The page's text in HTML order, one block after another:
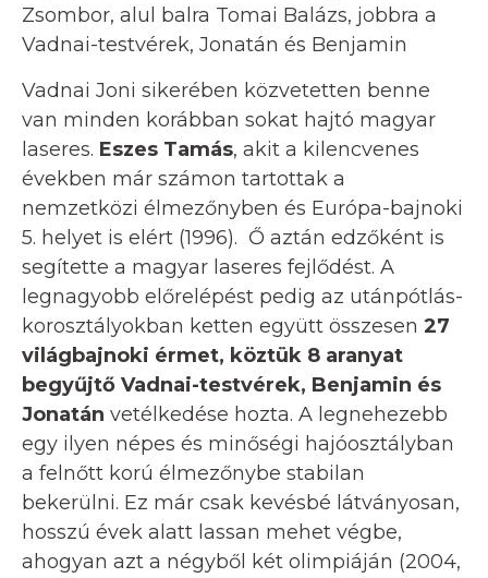
Zsombor, alul balra Tomai Balázs, jobbra a
Vadnai-testvérek, Jonatán és Benjamin
Vadnai Joni sikerében közvetetten benne
van minden korábban sokat hajtó magyar
laseres. Eszes Tamás, akit a kilencvenes
években már számon tartottak a
nemzetközi élmezőnyben és Európa-bajnoki
5. helyet is elért (1996). Ő aztán edzőként is
segítette a magyar laseres fejlődést. A
legnagyobb előrelépést pedig az utánpótlás-
korosztályokban ketten együtt összesen 27
világbajnoki érmet, köztük 8 aranyat
begyűjtő Vadnai-testvérek, Benjamin és
Jonatán vetélkedése hozta. A legnehezebb
egy ilyen népes és minőségi hajóosztályban
a felnőtt korú élmezőnybe stabilan
bekerülni. Ez már csak kevésbé látványosan,
hosszú évek alatt lassan mehet végbe,
ahogyan azt a négyből két olimpiáján (2004,